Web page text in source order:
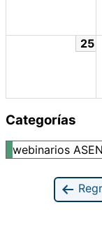
25
Categorías
webinarios